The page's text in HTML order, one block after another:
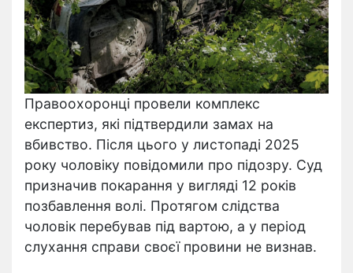
Правоохоронці провели комплекс
експертиз, які підтвердили замах на
вбивство. Після цього у листопаді 2025
року чоловіку повідомили про підозру. Суд
призначив покарання у вигляді 12 років
позбавлення волі. Протягом слідства
чоловік перебував під вартою, а у період
слухання справи своєї провини не визнав.